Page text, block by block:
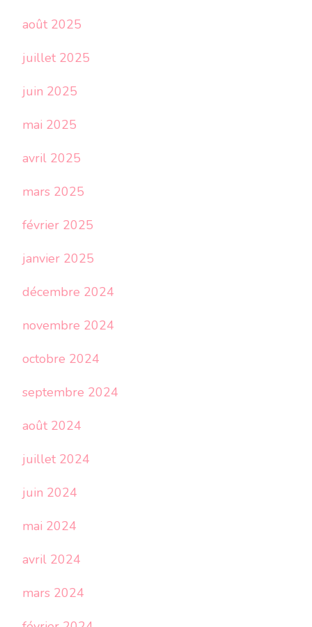
août 2025
juillet 2025
juin 2025
mai 2025
avril 2025
mars 2025
février 2025
janvier 2025
décembre 2024
novembre 2024
octobre 2024
septembre 2024
août 2024
juillet 2024
juin 2024
mai 2024
avril 2024
mars 2024